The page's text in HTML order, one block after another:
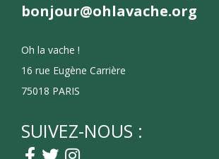
bonjour@ohlavache.org
Oh la vache !
16 rue Eugène Carrière
75018 PARIS
SUIVEZ-NOUS :